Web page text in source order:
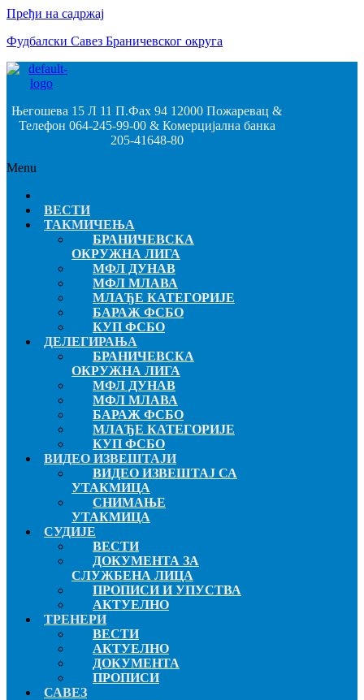
Пређи на садржај
Фудбалски Савез Браничевског округа
Његошева 15 Л 11 П.Фах 94 12000 Пожаревац &
Телефон 064-245-99-00 & Комерцијална банка
205-41648-80
Menu
ВЕСТИ
ТАКМИЧЕЊА
БРАНИЧЕВСКА
ОКРУЖНА ЛИГА
МФЛ ДУНАВ
МФЛ МЛАВА
МЛАЂЕ КАТЕГОРИЈЕ
БАРАЖ ФСБО
КУП ФСБО
ДЕЛЕГИРАЊА
БРАНИЧЕВСКА
ОКРУЖНА ЛИГА
МФЛ ДУНАВ
МФЛ МЛАВА
БАРАЖ ФСБО
МЛАЂЕ КАТЕГОРИЈЕ
КУП ФСБО
ВИДЕО ИЗВЕШТАЈИ
ВИДЕО ИЗВЕШТАЈ СА
УТАКМИЦА
СНИМАЊЕ
УТАКМИЦА
СУДИЈЕ
ВЕСТИ
ДОКУМЕНТА ЗА
СЛУЖБЕНА ЛИЦА
ПРОПИСИ И УПУСТВА
АКТУЕЛНО
ТРЕНЕРИ
ВЕСТИ
АКТУЕЛНО
ДОКУМЕНТА
ПРОПИСИ
САВЕЗ